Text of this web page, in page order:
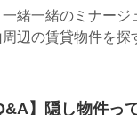
緒一緒のミナージ
辺の賃貸物件を探
】隠し物件っ